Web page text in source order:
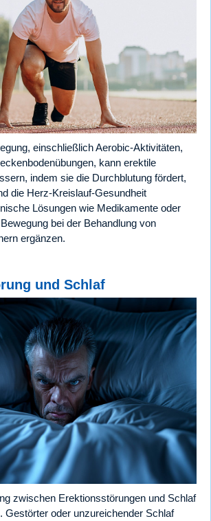
einschließlich Aerobic-Aktivitäten,
kann erektile
indem sie die Durchblutung fördert,
die Herz-Kreislauf-Gesundheit
Lösungen wie Medikamente oder
bei der Behandlung von
ergänzen.
und Schlaf
zwischen Erektionsstörungen und Schlaf
Gestörter oder unzureichender Schlaf